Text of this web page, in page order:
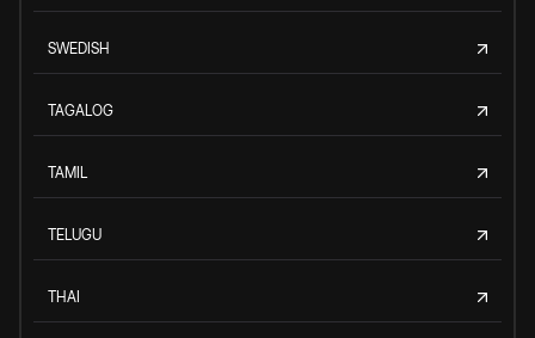
SWEDISH
TAGALOG
TAMIL
TELUGU
THAI